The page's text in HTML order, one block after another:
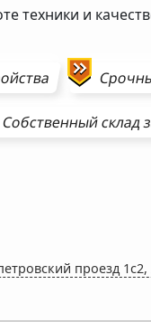
техники и
Собственный склад
проезд